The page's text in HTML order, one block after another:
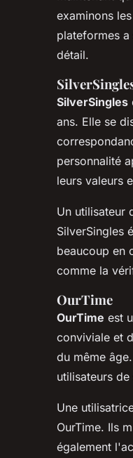
examinons
plateformes
détail.
SilverSingles
ans. Elle se
personnalité
leurs valeurs
Un utilisateur
SilverSingles
beaucoup en
comme la
OurTime
OurTime est
conviviale et
du même
utilisateurs
Une
OurTime. Ils
également